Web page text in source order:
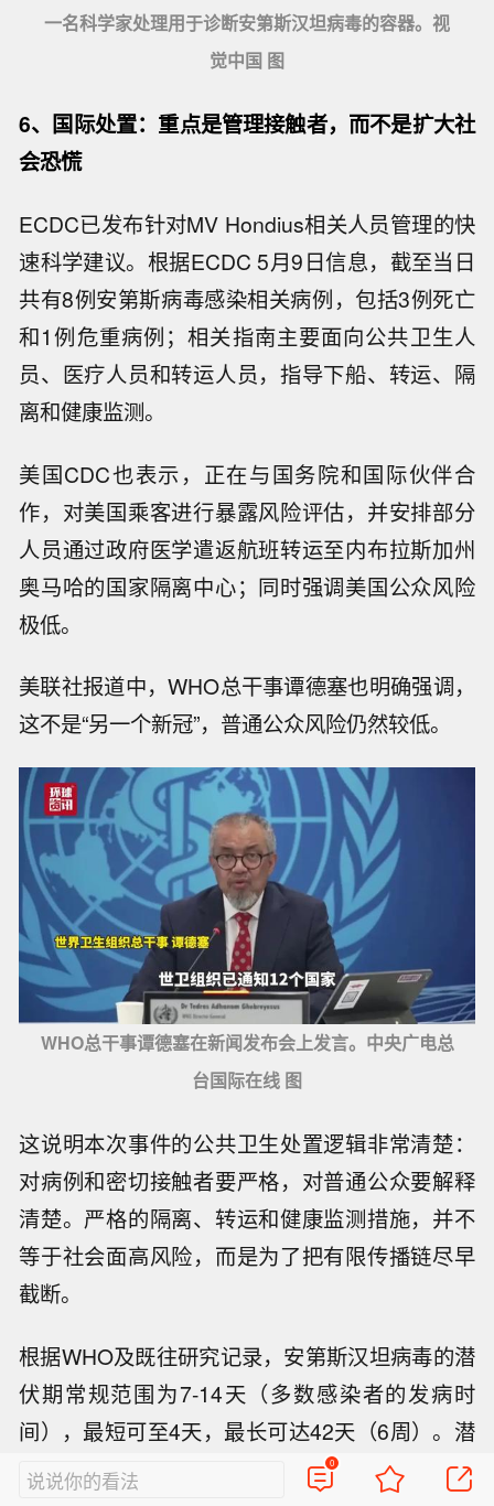
一名科学家处理用于诊断安第斯汉坦病毒的容器。视
觉中国 图
6、国际处置：重点是管理接触者，而不是扩大社
会恐慌
ECDC已发布针对MV Hondius相关人员管理的快
速科学建议。根据ECDC 5月9日信息，截至当日
共有8例安第斯病毒感染相关病例，包括3例死亡
和1例危重病例；相关指南主要面向公共卫生人
员、医疗人员和转运人员，指导下船、转运、隔
离和健康监测。
美国CDC也表示，正在与国务院和国际伙伴合
作，对美国乘客进行暴露风险评估，并安排部分
人员通过政府医学遣返航班转运至内布拉斯加州
奥马哈的国家隔离中心；同时强调美国公众风险
极低。
美联社报道中，WHO总干事谭德塞也明确强调，
这不是“另一个新冠”，普通公众风险仍然较低。
WHO总干事谭德塞在新闻发布会上发言。中央广电总
台国际在线 图
这说明本次事件的公共卫生处置逻辑非常清楚：
对病例和密切接触者要严格，对普通公众要解释
清楚。严格的隔离、转运和健康监测措施，并不
等于社会面高风险，而是为了把有限传播链尽早
截断。
根据WHO及既往研究记录，安第斯汉坦病毒的潜
伏期常规范围为7-14天（多数感染者的发病时
间），最短可至4天，最长可达42天（6周）。潜
伏期长短与感染剂量、个体免疫力相关，低剂量
说说你的看法
0